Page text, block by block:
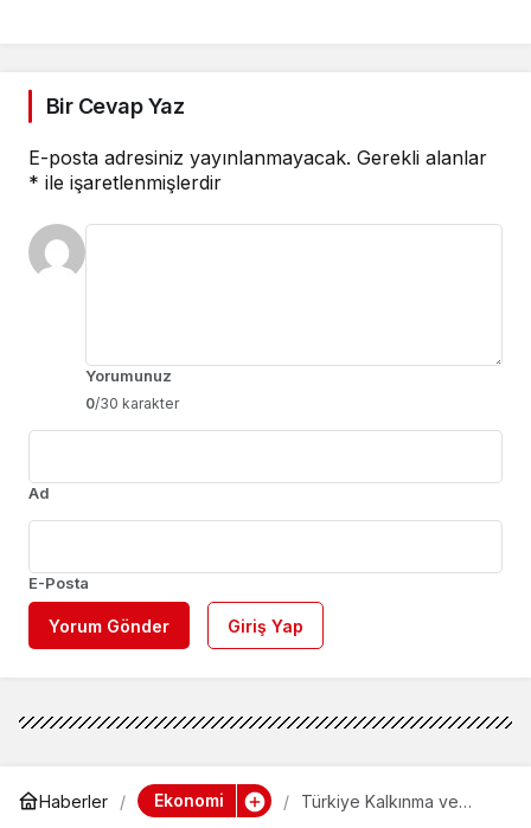
Bir Cevap Yaz
E-posta adresiniz yayınlanmayacak. Gerekli alanlar
* ile işaretlenmişlerdir
Yorumunuz
0/30 karakter
Ad
E-Posta
Yorum Gönder Giriş Yap
Haberler Ekonomi
Türkiye Kalkınma ve